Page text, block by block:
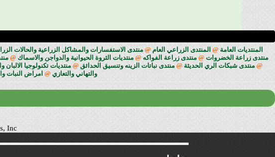
المنتديات العامة @المنتدى الزراعي العام @منتدى الاستفسارات والمشاكل الزراعية والحالات
منتدى زراعة الخضروات @منتدى زراعة الفواكه @منتديات الثروة الحيوانية والدواجن والاسماك @
@منتدى شبكات الري الحديثة @منتدى نباتات الزينه وتنسيق الحدائق @منتديات تكنولوجيا الالبان
والتهاني والتعازي @ امراض النبات
Inc.